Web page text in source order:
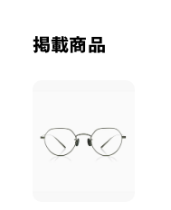
スに早替わりで2本持
-情報-
顔型:面長
掲載商品